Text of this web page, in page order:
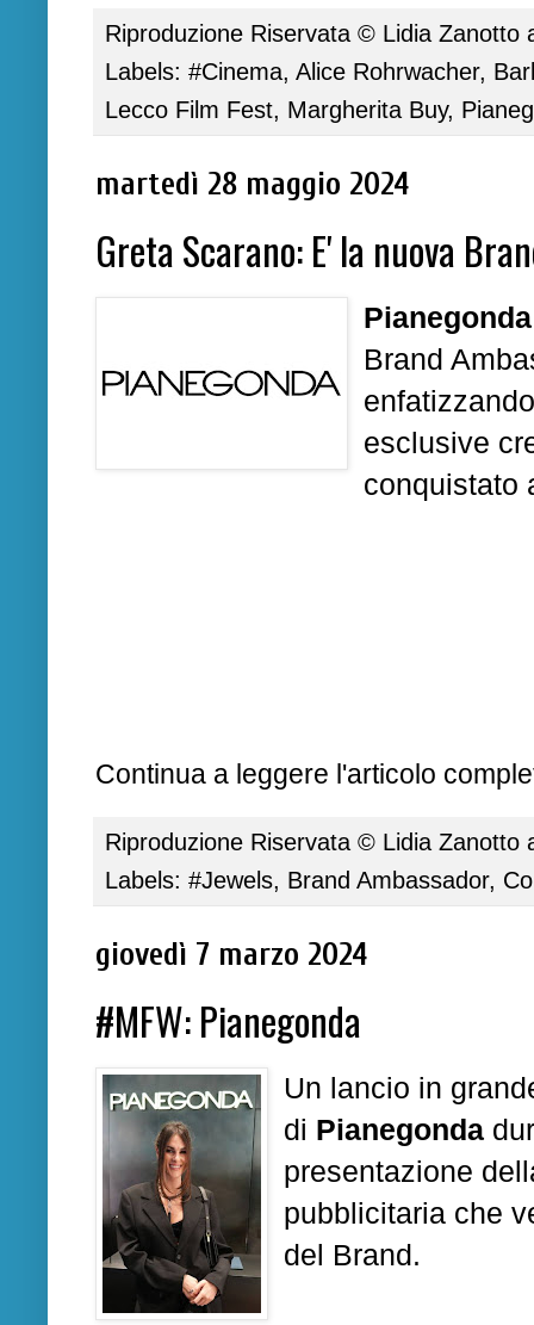
Riproduzione Riservata © Lidia Zanotto
Labels: #Cinema, Alice Rohrwacher,
Lecco Film Fest, Margherita Buy,
martedì 28 maggio 2024
Greta Scarano: E' la nuova
Pianegonda
Brand
esclusive
conquistato
Continua a leggere l'articolo
Riproduzione Riservata © Lidia Zanotto
Labels: #Jewels, Brand Ambassador,
giovedì 7 marzo 2024
#MFW: Pianegonda
Un lancio in
di Pianegonda
presentazione
pubblicitaria che
del Brand.